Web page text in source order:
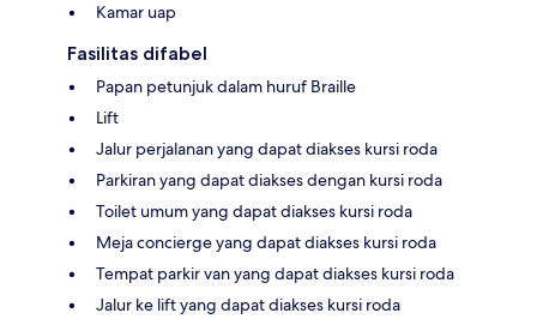
Kamar uap
Fasilitas difabel
Papan petunjuk dalam huruf Braille
Lift
Jalur perjalanan yang dapat diakses kursi roda
Parkiran yang dapat diakses dengan kursi roda
Toilet umum yang dapat diakses kursi roda
Meja concierge yang dapat diakses kursi roda
Tempat parkir van yang dapat diakses kursi roda
Jalur ke lift yang dapat diakses kursi roda